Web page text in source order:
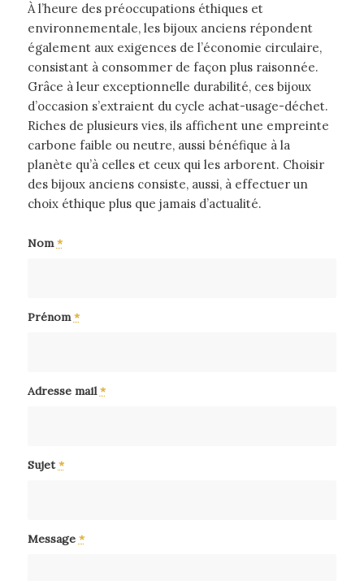
À l’heure des préoccupations éthiques et
environnementale, les bijoux anciens répondent
également aux exigences de l’économie circulaire,
consistant à consommer de façon plus raisonnée.
Grâce à leur exceptionnelle durabilité, ces bijoux
d’occasion s’extraient du cycle achat-usage-déchet.
Riches de plusieurs vies, ils affichent une empreinte
carbone faible ou neutre, aussi bénéfique à la
planète qu’à celles et ceux qui les arborent. Choisir
des bijoux anciens consiste, aussi, à effectuer un
choix éthique plus que jamais d’actualité.
Nom*
Prénom*
Adresse mail*
Sujet*
Message *